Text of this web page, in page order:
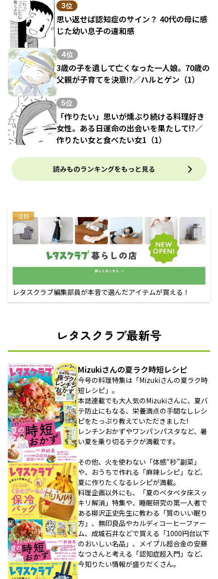
3位
思い返せば認知症のサイン？ 40代の母に感
じた幼い息子の違和感
4位
3歳の子を遺して亡くなった一人娘。70歳の
父親が子育てを決意!?／ハルとゲン（1）
5位
「作りたい」思いが燻ぶり続ける料理好き
女性。ある日運命の出会いを果たして!?／
作りたい女と食べたい女1（1）
読みものランキングをもっと見る
注目
レタスクラブ編集部員が本音で選んだアイテムが買える！
レタスクラブ最新号
Mizukiさんの夏ラク時短レシピ
今号の料理特集は「Mizukiさんの夏ラク時
短レシピ」。
本誌連載でも大人気のMizukiさんに、夏バ
テ防止にもなる、栄養満点の手間なしレシ
ピをたっぷり教えていただきました!
レンチンおかずやワンパンパスタなど、暑
い夏を乗り切るテクが満載です。
その他、火を使わない「体感“秒”副菜」
や、おうちで作れる「麻辣レシピ」など、
夏に作りたくなるレシピが満載。
料理企画以外にも、「夏のベタベタ床スッ
キリ解消」特集や、睡眠研究の第一人者で
ある柳沢正史先生に教わる「質のいい眠り
方」、無印良品やカルディコーヒーファー
ム、成城石井などで買える「1000円台以下
のおいしい名品」、メイプル超合金の安藤
なつさんと考える「認知症超入門」など、
今知りたい情報が盛りだくさん。